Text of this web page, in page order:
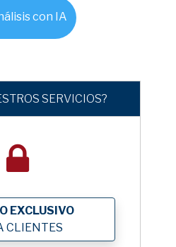
con IA
SERVICIOS?
EXCLUSIVO
CLIENTES